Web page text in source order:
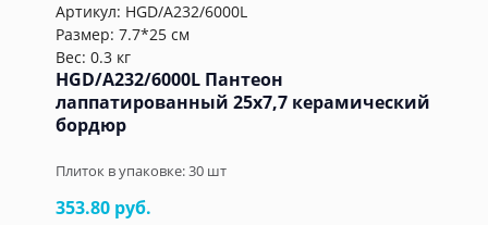
Артикул: HGD/A232/6000L
Размер: 7.7*25 см
Вес: 0.3 кг
HGD/A232/6000L Пантеон
лаппатированный 25x7,7 керамический
бордюр
Плиток в упаковке:30 шт
353.80 руб.